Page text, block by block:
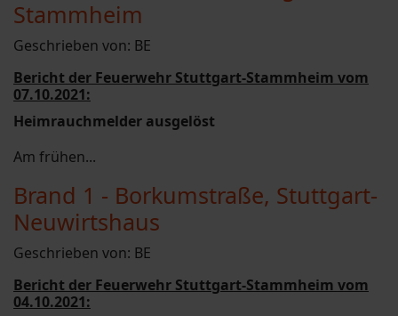
Stammheim
Geschrieben von: BE
Bericht der Feuerwehr Stuttgart-Stammheim vom
07.10.2021:
Heimrauchmelder ausgelöst
Am frühen...
Brand 1 - Borkumstraße, Stuttgart-
Neuwirtshaus
Geschrieben von: BE
Bericht der Feuerwehr Stuttgart-Stammheim vom
04.10.2021: